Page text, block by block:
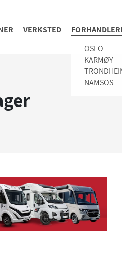
VERKSTED
OSLO
KARMØY
NAMSOS